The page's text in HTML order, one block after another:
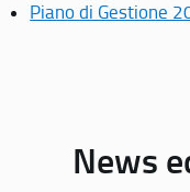
Piano di Gestione
News